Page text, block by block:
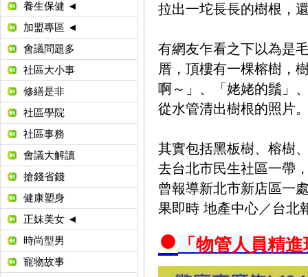
養生保健 ◄
加盟專區 ◄
會議問題多
社區大小事
修繕是非
社區學院
社區事務
會議大解讀
搶錢省錢
健康塑身
正妹美女 ◄
時尚型男
寵物故事
拉出一坨長長的樹根，
有網友乍看之下以為是
厝，頂樓有一棵榕樹，
啊～」、「姥姥的鬚」
從水管清出樹根的照片
其實包括黑板樹、榕樹
去台北市民生社區一帶
曾報導新北市新店區一
果即時 地產中心／台北
● 「物管人員精